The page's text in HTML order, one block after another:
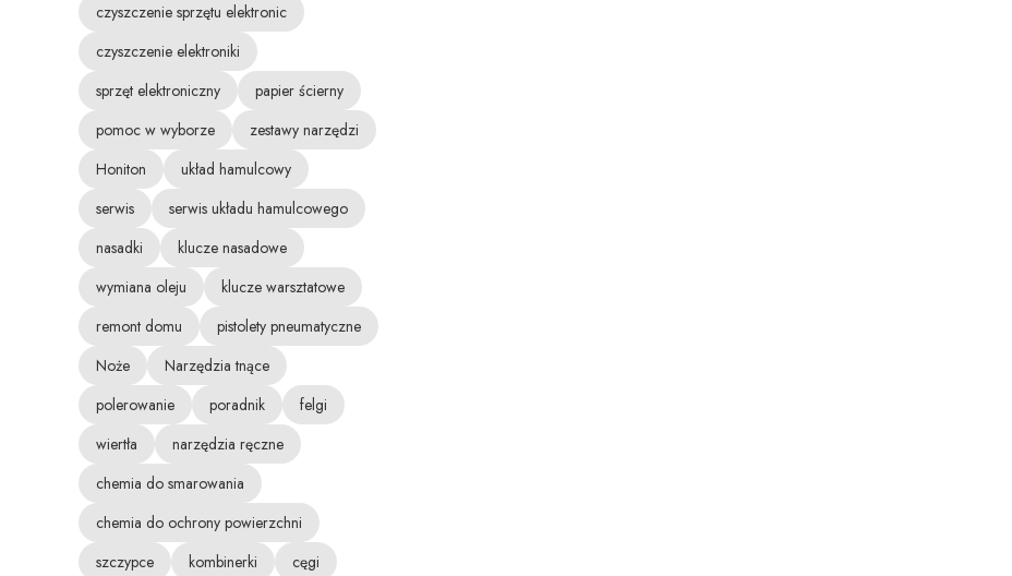
czyszczenie sprzętu elektronic
czyszczenie elektroniki
sprzęt elektroniczny
papier ścierny
pomoc w wyborze
zestawy narzędzi
Honiton
układ hamulcowy
serwis
serwis układu hamulcowego
nasadki
klucze nasadowe
wymiana oleju
klucze warsztatowe
remont domu
pistolety pneumatyczne
Noże
Narzędzia tnące
polerowanie
poradnik
felgi
wiertła
narzędzia ręczne
chemia do smarowania
chemia do ochrony powierzchni
szczypce
kombinerki
cęgi